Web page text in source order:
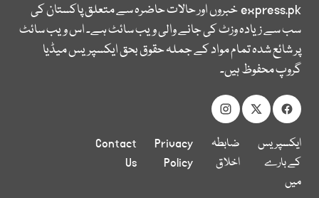
express.pkخبروں اور حالات حاضرہ سے متعلق پاکستان کی
سب سے زیادہ وزٹ کی جانے والی ویب سائٹ ہے۔ اس ویب سائٹ
پر شائع شدہ تمام مواد کے جملہ حقوق بحق ایکسپریس میڈیا
گروپ محفوظ ہیں۔
ایکسپریس
کے بارے
میں
ضابطہ
اخلاق
Privacy
Policy
Contact
Us